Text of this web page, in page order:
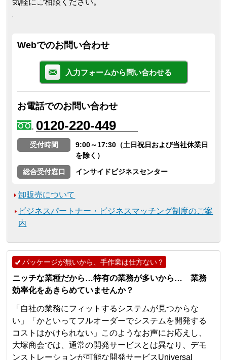
気軽にご相談ください。
Webでのお問い合わせ
入力フォームから問い合わせる
お電話でのお問い合わせ
0120-220-449
受付時間
9:00～17:30（土日祝日および当社休業日
を除く）
総合受付窓口
インサイドビジネスセンター
卸販売について
ビジネスパートナー・ビジネスマッチング制度のご案
内
パッケージが無いから、手作業は仕方ない？
ニッチな業種だから…特有の業務が多いから… 業務
効率化をあきらめていませんか？
「自社の業務にフィットするシステムが見つからな
い」「かといってフルオーダーでシステムを開発する
コストはかけられない」このようなお声にお応えし、
大塚商会では、通常の開発サービスとは異なり、デモ
ンストレーションが可能な開発サービスUniversal